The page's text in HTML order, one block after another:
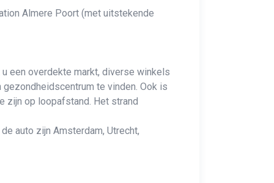
Almere Poort (met uitstekende
een overdekte markt, diverse winkels
te vinden. Ook is
zijn op loopafstand. Het strand
auto zijn Amsterdam, Utrecht,